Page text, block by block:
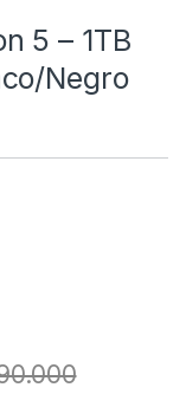
5 – 1TB
Negro